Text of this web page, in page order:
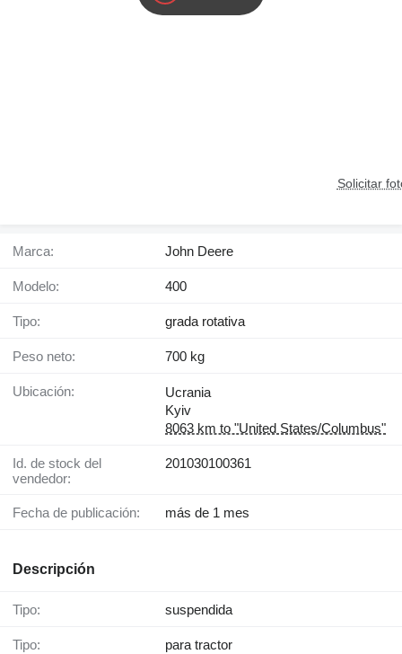
Solicitar
Marca: John Deere
Modelo: 400
Tipo: grada rotativa
Peso neto: 700 kg
Ubicación:
Ucrania
Kyiv
8063 km to "United States/Columbus"
Id. de stock del
vendedor:
201030100361
Fecha de publicación: más de 1 mes
Descripción
Tipo: suspendida
Tipo: para tractor